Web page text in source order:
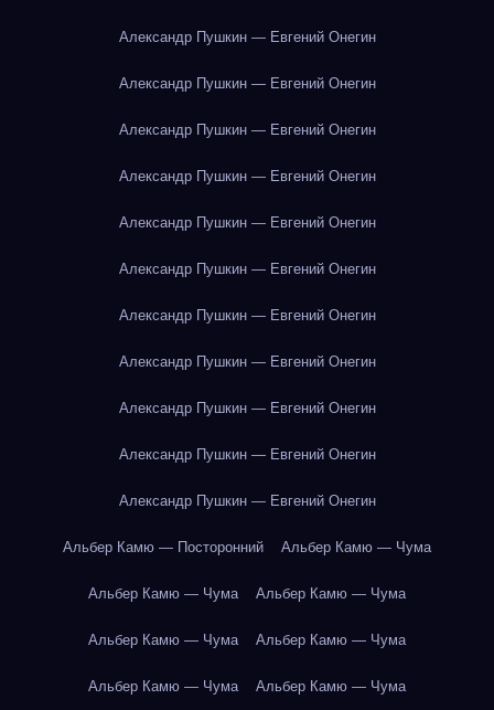
Александр Пушкин — Евгений Онегин
Александр Пушкин — Евгений Онегин
Александр Пушкин — Евгений Онегин
Александр Пушкин — Евгений Онегин
Александр Пушкин — Евгений Онегин
Александр Пушкин — Евгений Онегин
Александр Пушкин — Евгений Онегин
Александр Пушкин — Евгений Онегин
Александр Пушкин — Евгений Онегин
Александр Пушкин — Евгений Онегин
Александр Пушкин — Евгений Онегин
Альбер Камю — Посторонний Альбер Камю — Чума
Альбер Камю — Чума Альбер Камю — Чума
Альбер Камю — Чума Альбер Камю — Чума
Альбер Камю — Чума Альбер Камю — Чума